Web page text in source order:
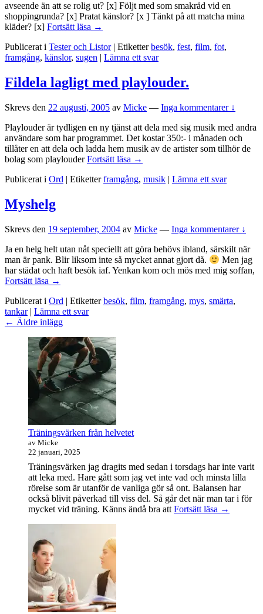
avseende än att se rolig ut? [x] Följt med som smakråd vid en
shoppingrunda? [x] Pratat känslor? [x ] Tänkt på att matcha mina
kläder? [x] Fortsätt läsa Kvinnligt/Manligt
→
Publicerat i Tester och Listor | Etiketter besök, fest, film, fot,
framgång, känslor, sugen | Lämna ett svar
Fildela lagligt med playlouder.
Skrevs den 22 augusti, 2005 av Micke — Inga kommentarer ↓
Playlouder är tydligen en ny tjänst att dela med sig musik med andra
användare som har programmet. Det kostar 350:- i månaden och
tillåter en att dela och ladda hem musik av de artister som tillhör de
bolag som playlouderFortsätt läsa Fildela
med
→
Publicerat i Ord | Etiketter framgång, musik | Lämna ett svar
Myshelg
Skrevs den 19 september, 2004 av Micke — Inga kommentarer ↓
Ja en helg helt utan nåt speciellt att göra behövs ibland, särskilt när
man är pank. Blir liksom inte så mycket annat gjort då.
Men jag
har städat och haft besök iaf. Yenkan kom och mös med mig soffan,
Fortsätt läsa Myshelg
→
Publicerat i Ord | Etiketter besök, film, framgång, mys, smärta,
tankar | Lämna ett svar
Inläggsnavigering
← Äldre inlägg
Primära
sidofältet
Widget
område
Träningsvärken från helvetet
av Micke
22 januari, 2025
Träningsvärken jag dragits med sedan i torsdags har inte varit
att leka med. Hare gått som jag vet inte vad och minsta lilla
rörelse som är utanför de vanliga gör så ont. Balansen har
också blivit påverkad till viss del. Så går det när man tar i för
mycket vid träning. Känns ändå bra att Fortsätt läsa →